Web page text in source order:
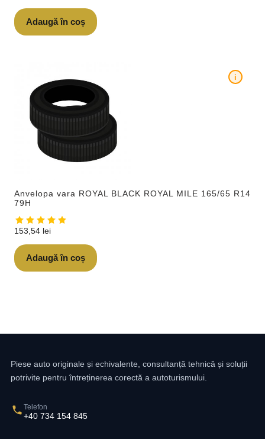
Adaugă în coș
Anvelopa vara ROYAL BLACK ROYAL MILE 165/65 R14
79H
i
153,54 lei
Adaugă în coș
Piese auto originale și echivalente, consultanță tehnică și soluții
potrivite pentru întreținerea corectă a autoturismului.
Telefon
+40 734 154 845